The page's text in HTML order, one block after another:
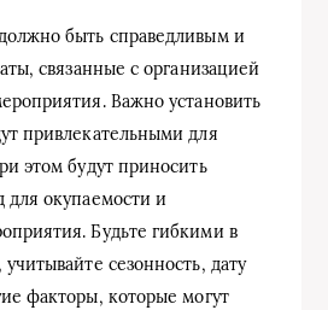
быть справедливым и
связанные с организацией
Важно установить
привлекательными для
этом будут приносить
для окупаемости и
Будьте гибкими в
сезонность, дату
факторы, которые могут